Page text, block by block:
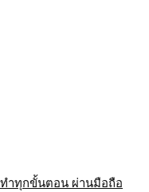
ทำทุกขั้นตอน ผ่านมือถือ